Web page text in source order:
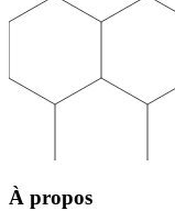
À propos